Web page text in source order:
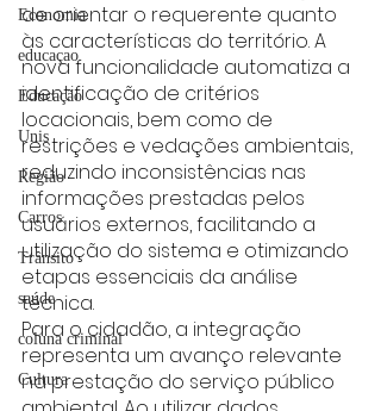
Economia
educaçao
Educação
Unis
Região
Carros
Trânsito
saúde
coluna criminal
Cultura
de orientar o requerente quanto
às características do território. A
nova funcionalidade automatiza a
identificação de critérios
locacionais, bem como de
restrições e vedações ambientais,
reduzindo inconsistências nas
informações prestadas pelos
usuários externos, facilitando a
utilização do sistema e otimizando
etapas essenciais da análise
técnica.
Para o cidadão, a integração
representa um avanço relevante
na prestação do serviço público